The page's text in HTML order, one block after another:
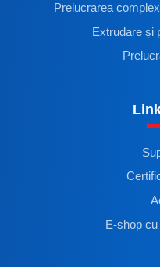
Prelucrarea
Extrudare și
E-shop